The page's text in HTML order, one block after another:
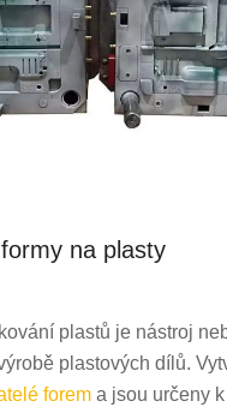
na plasty
plastů je nástroj
plastových dílů.
forema jsou určeny k